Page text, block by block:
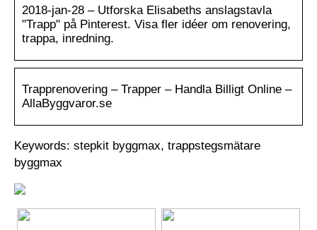
2018-jan-28 – Utforska Elisabeths anslagstavla
"Trapp" på Pinterest. Visa fler idéer om renovering,
trappa, inredning.
Trapprenovering – Trapper – Handla Billigt Online –
AllaByggvaror.se
Keywords: stepkit byggmax, trappstegsmätare
byggmax